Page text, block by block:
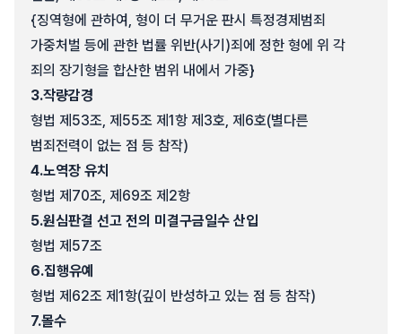
{징역형에 관하여, 형이 더 무거운 판시 특정경제범죄
가중처벌 등에 관한 법률 위반(사기)죄에 정한 형에 위 각
죄의 장기형을 합산한 범위 내에서 가중}
3.작량감경
형법 제53조, 제55조 제1항 제3호, 제6호(별다른
범죄전력이 없는 점 등 참작)
4.노역장 유치
형법 제70조, 제69조 제2항
5.원심판결 선고 전의 미결구금일수 산입
형법 제57조
6.집행유예
형법 제62조 제1항(깊이 반성하고 있는 점 등 참작)
7.몰수